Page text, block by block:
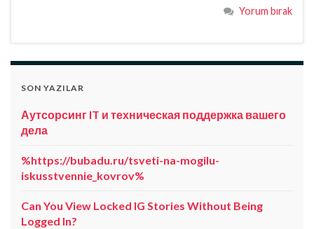
Yorum bırak
SON YAZILAR
Аутсорсинг IT и техническая поддержка вашего
дела
%https://bubadu.ru/tsveti-na-mogilu-
iskusstvennie_kovrov%
Can You View Locked IG Stories Without Being
Logged In?